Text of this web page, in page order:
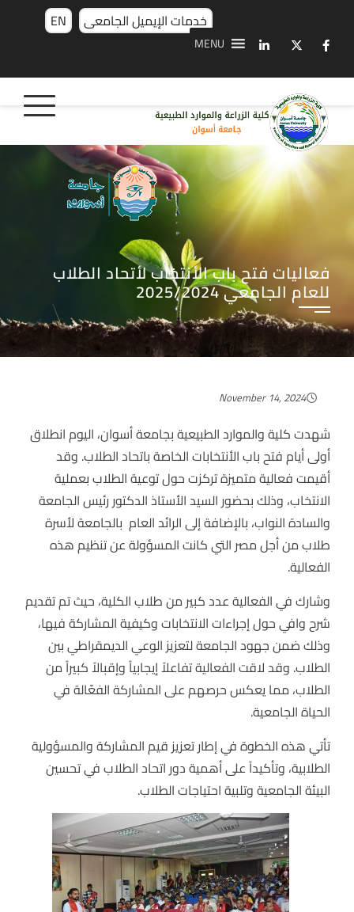
EN خدمات الإيميل الجامعى
MENU
فعاليات فتح باب الأنتخاب لأتحاد الطلاب
للعام الجامعي 2025/2024
November 14, 2024
شهدت كلية والموارد الطبيعية بجامعة أسوان، اليوم انطلاق
أولى أيام فتح باب الأنتخابات الخاصة باتحاد الطلاب. وقد
أقيمت فعالية متميزة تركزت حول توعية الطلاب بعملية
الانتخاب، وذلك بحضور السيد الأستاذ الدكتور رئيس الجامعة
والسادة النواب، بالإضافة إلى الرائد العام بالجامعة لأسرة
طلاب من أجل مصر التي كانت المسؤولة عن تنظيم هذه
الفعالية.
وشارك في الفعالية عدد كبير من طلاب الكلية، حيث تم تقديم
شرح وافي حول إجراءات الانتخابات وكيفية المشاركة فيها،
وذلك ضمن جهود الجامعة لتعزيز الوعي الديمقراطي بين
الطلاب. وقد لاقت الفعالية تفاعلاً إيجابياً وإقبالاً كبيراً من
الطلاب، مما يعكس حرصهم على المشاركة الفعّالة في
الحياة الجامعية.
تأتي هذه الخطوة في إطار تعزيز قيم المشاركة والمسؤولية
الطلابية، وتأكيداً على أهمية دور اتحاد الطلاب في تحسين
البيئة الجامعية وتلبية احتياجات الطلاب.